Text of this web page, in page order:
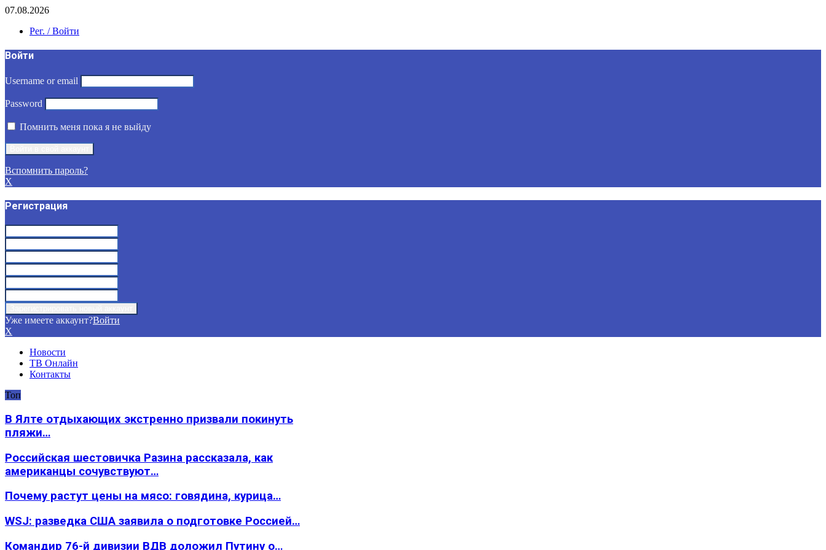
07.08.2026
Рег. / Войти
Войти
Username or email
Password
Помнить меня пока я не выйду
Вспомнить пароль?
X
Регистрация
Уже имеете аккаунт?Войти
X
Новости
ТВ Онлайн
Контакты
Топ
В Ялте отдыхающих экстренно призвали покинуть
пляжи…
Российская шестовичка Разина рассказала, как
американцы сочувствуют…
Почему растут цены на мясо: говядина, курица…
WSJ: разведка США заявила о подготовке Россией…
Командир 76-й дивизии ВДВ доложил Путину о…